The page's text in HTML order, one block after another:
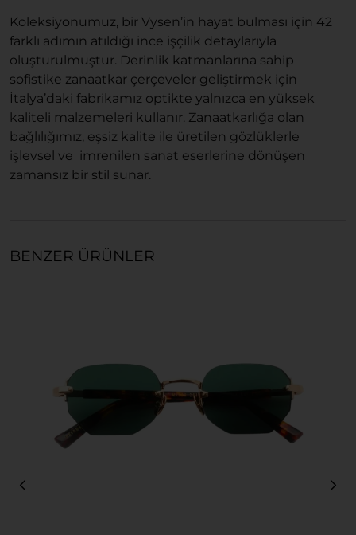
Koleksiyonumuz, bir Vysen’in hayat bulması için 42
farklı adımın atıldığı ince işçilik detaylarıyla
oluşturulmuştur. Derinlik katmanlarına sahip
sofistike zanaatkar çerçeveler geliştirmek için
İtalya’daki fabrikamız optikte yalnızca en yüksek
kaliteli malzemeleri kullanır. Zanaatkarlığa olan
bağlılığımız, eşsiz kalite ile üretilen gözlüklerle
işlevsel ve imrenilen sanat eserlerine dönüşen
zamansız bir stil sunar.
BENZER ÜRÜNLER